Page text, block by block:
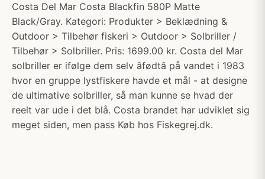
Costa Del Mar Costa Blackfin 580P Matte
Black/Gray. Kategori: Produkter > Beklædning &
Outdoor > Tilbehør fiskeri > Outdoor > Solbriller /
Tilbehør > Solbriller. Pris: 1699.00 kr. Costa del Mar
solbriller er ifølge dem selv âfødtâ på vandet i 1983
hvor en gruppe lystfiskere havde et mål - at designe
de ultimative solbriller, så man kunne se hvad der
reelt var ude i det blå. Costa brandet har udviklet sig
meget siden, men pass Køb hos Fiskegrej.dk.